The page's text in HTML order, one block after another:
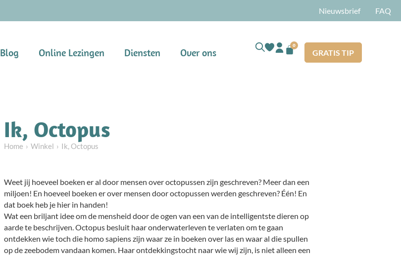
Nieuwsbrief FAQ
Blog Online Lezingen Diensten Over ons
0
GRATIS TIP
Ik, Octopus
Home Winkel Ik, Octopus
Weet jij hoeveel boeken er al door mensen over octopussen zijn geschreven? Meer dan een
miljoen! En hoeveel boeken er over mensen door octopussen werden geschreven? Één! En
dat boek heb je hier in handen!
Wat een briljant idee om de mensheid door de ogen van een van de intelligentste dieren op
aarde te beschrijven. Octopus besluit haar onderwaterleven te verlaten om te gaan
ontdekken wie toch die homo sapiens zijn waar ze in boeken over las en waar al die spullen
op de zeebodem vandaan komen. Haar ontdekkingstocht naar wie wij zijn, is niet alleen een